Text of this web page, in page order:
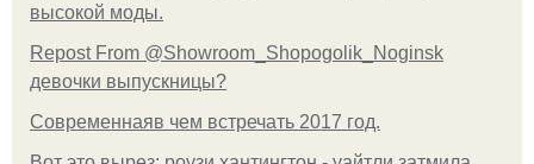
высокой моды.
Repost From @Showroom_Shopogolik_Noginsk
девочки выпускницы?
Современнаяв чем встречать 2017 год.